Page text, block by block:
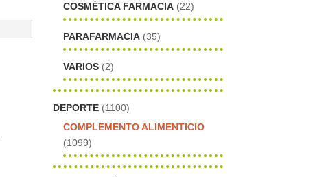
COSMÉTICA FARMACIA (22)
PARAFARMACIA (35)
VARIOS (2)
DEPORTE (1100)
COMPLEMENTO ALIMENTICIO
(1099)